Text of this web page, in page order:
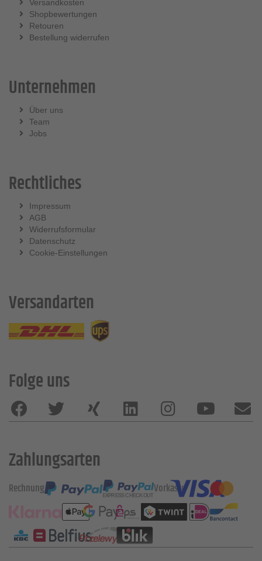
Versandkosten
Shopbewertungen
Retouren
Bestellung widerrufen
Unternehmen
Über uns
Team
Jobs
Rechtliches
Impressum
AGB
Widerrufsformular
Datenschutz
Cookie-Einstellungen
Versandarten
Folge uns
Zahlungsarten
Rechnung Vorkasse